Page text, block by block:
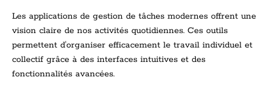
Les applications de gestion de tâches modernes offrent une
vision claire de nos activités quotidiennes. Ces outils
permettent d'organiser efficacement le travail individuel et
collectif grâce à des interfaces intuitives et des
fonctionnalités avancées.